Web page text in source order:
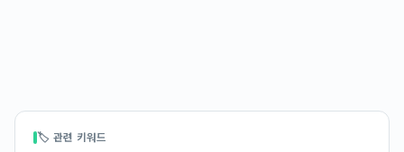
🏷 관련 키워드